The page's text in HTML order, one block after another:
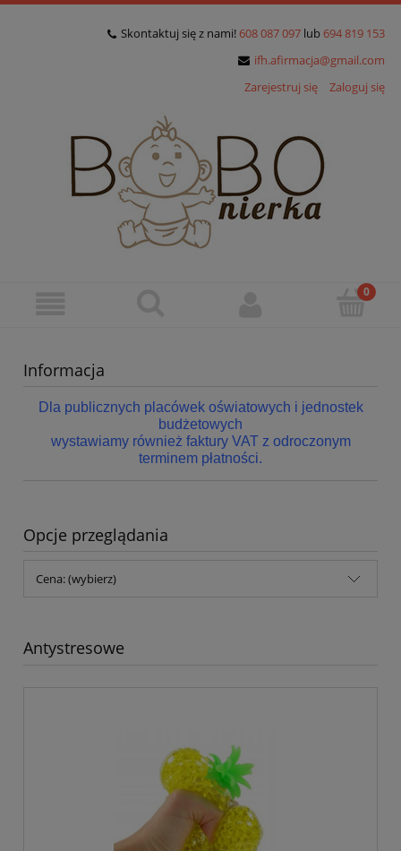
Skontaktuj się z nami! 608 087 097 lub 694 819 153
ifh.afirmacja@gmail.com
Zarejestruj się
Zaloguj się
Informacja
Dla publicznych placówek oświatowych i jednostek
budżetowych
wystawiamy również faktury VAT z odroczonym
terminem płatności.
Opcje przeglądania
Cena: (wybierz)
Antystresowe